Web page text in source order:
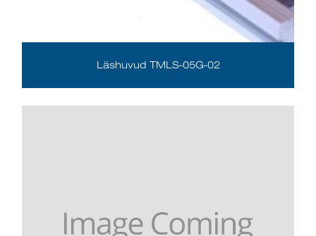
Läshuvud TMLS-05G-02